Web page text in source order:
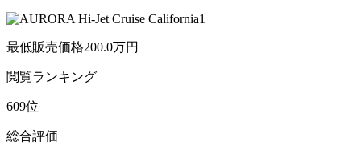
最低販売価格200.0万円
閲覧ランキング
609位
総合評価